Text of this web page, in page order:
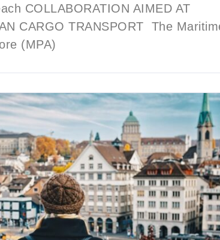
COLLABORATION AIMED AT
CARGO TRANSPORT The
(MPA)